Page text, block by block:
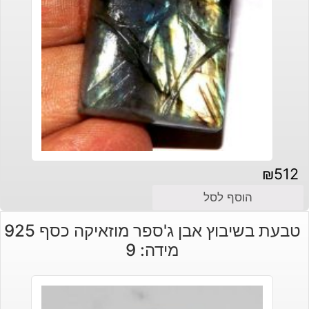
₪512
הוסף לסל
טבעת בשיבוץ אבן ג'ספר מוזאיקה כסף 925
מידה: 9